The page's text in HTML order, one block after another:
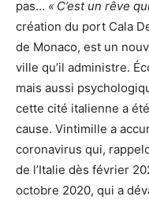
pas… « C’est un rêve
création du port Cala
de Monaco, est un
ville qu’il administre.
mais aussi
cette cité italienne a
cause. Vintimille a
coronavirus qui,
de l’Italie dès février
octobre 2020, qui a